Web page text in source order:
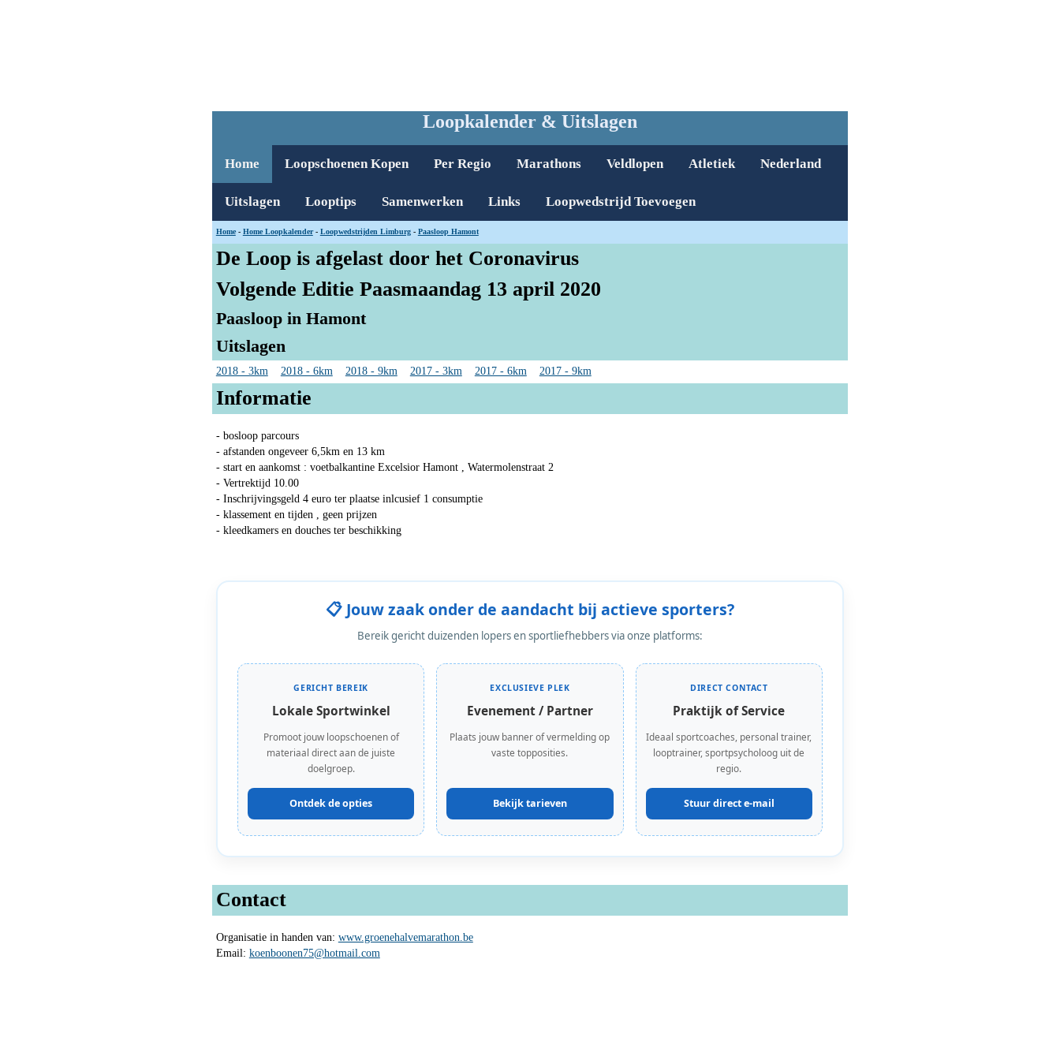
Loopkalender & Uitslagen
Home Loopschoenen Kopen Per Regio Marathons Veldlopen Atletiek Nederland
Uitslagen Looptips Samenwerken Links Loopwedstrijd Toevoegen
Home- Home Loopkalender- Loopwedstrijden Limburg- Paasloop Hamont
De Loop is afgelast door het Coronavirus
Volgende Editie Paasmaandag 13 april 2020
Paasloop in Hamont
Uitslagen
2018 - 3km 2018 - 6km 2018 - 9km 2017 - 3km 2017 - 6km 2017 - 9km
Informatie
- bosloop parcours
- afstanden ongeveer 6,5km en 13 km
- start en aankomst : voetbalkantine Excelsior Hamont , Watermolenstraat 2
- Vertrektijd 10.00
- Inschrijvingsgeld 4 euro ter plaatse inlcusief 1 consumptie
- klassement en tijden , geen prijzen
- kleedkamers en douches ter beschikking
📋 Jouw zaak onder de aandacht bij actieve sporters?
Bereik gericht duizenden lopers en sportliefhebbers via onze platforms:
GERICHT BEREIK
Lokale Sportwinkel
Promoot jouw loopschoenen of
materiaal direct aan de juiste
doelgroep.
Ontdek de opties
EXCLUSIEVE PLEK
Evenement / Partner
Plaats jouw banner of vermelding op
vaste topposities.
Bekijk tarieven
DIRECT CONTACT
Praktijk of Service
Ideaal sportcoaches, personal trainer,
looptrainer, sportpsycholoog uit de
regio.
Stuur direct e-mail
Contact
Organisatie in handen van: www.groenehalvemarathon.be
Email: koenboonen75@hotmail.com